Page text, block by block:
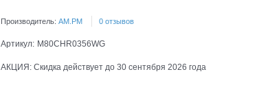
Производитель: AM.PM 0 отзывов
Артикул: M80CHR0356WG
АКЦИЯ: Скидка действует до 30 сентября 2026 года